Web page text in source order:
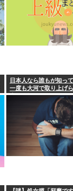
日本人なら誰もが知っ
一度も大河で取り上げ
上の人物